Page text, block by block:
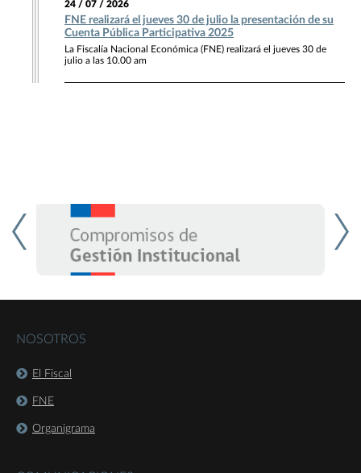
24 / 07 / 2026
FNE realizará el jueves 30 de julio la presentación de su
Cuenta Pública Participativa 2025
La Fiscalía Nacional Económica (FNE) realizará el jueves 30 de
julio a las 10.00 am
NOSOTROS
El Fiscal
FNE
Organigrama